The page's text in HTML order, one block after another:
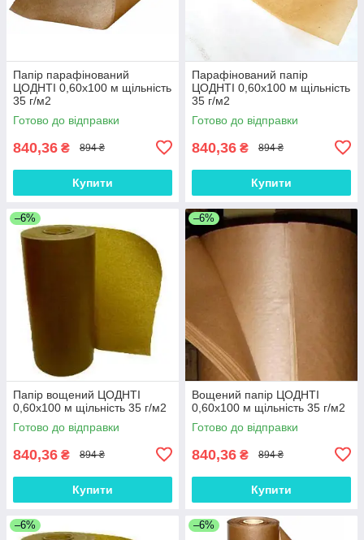
Папір парафінований
ЦОДНТІ 0,60x100 м щільність
35 г/м2
Готово до відправки
840,36 ₴ 894 ₴
Купити
Парафінований папір
ЦОДНТІ 0,60x100 м щільність
35 г/м2
Готово до відправки
840,36 ₴ 894 ₴
Купити
–6%
Папір вощений ЦОДНТІ
0,60x100 м щільність 35 г/м2
Готово до відправки
840,36 ₴ 894 ₴
Купити
–6%
Вощений папір ЦОДНТІ
0,60x100 м щільність 35 г/м2
Готово до відправки
840,36 ₴ 894 ₴
Купити
–6% –6%